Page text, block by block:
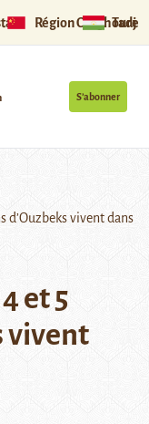
Région Ouïghoure
S’abonner
vivent dans
et 5
vivent